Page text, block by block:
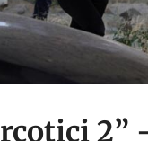
2”